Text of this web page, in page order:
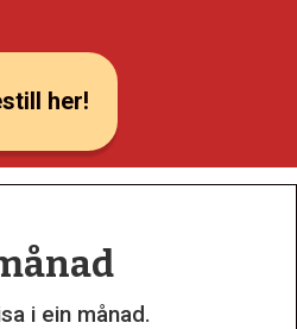
her!
i ein månad.